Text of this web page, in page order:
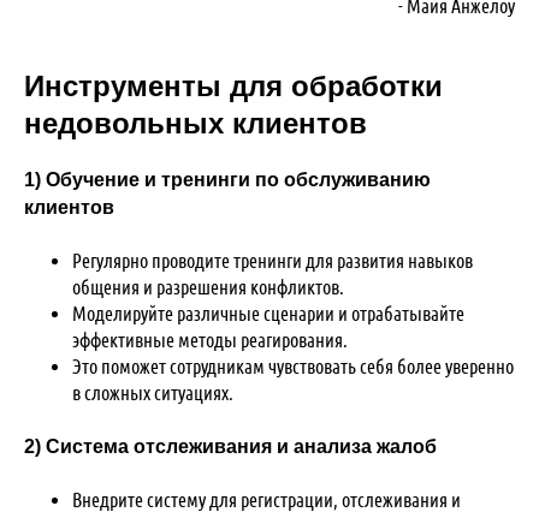
- Майя Анжелоу
Инструменты для обработки
недовольных клиентов
1) Обучение и тренинги по обслуживанию
клиентов
Регулярно проводите тренинги для развития навыков
общения и разрешения конфликтов.
Моделируйте различные сценарии и отрабатывайте
эффективные методы реагирования.
Это поможет сотрудникам чувствовать себя более уверенно
в сложных ситуациях.
2) Система отслеживания и анализа жалоб
Внедрите систему для регистрации, отслеживания и